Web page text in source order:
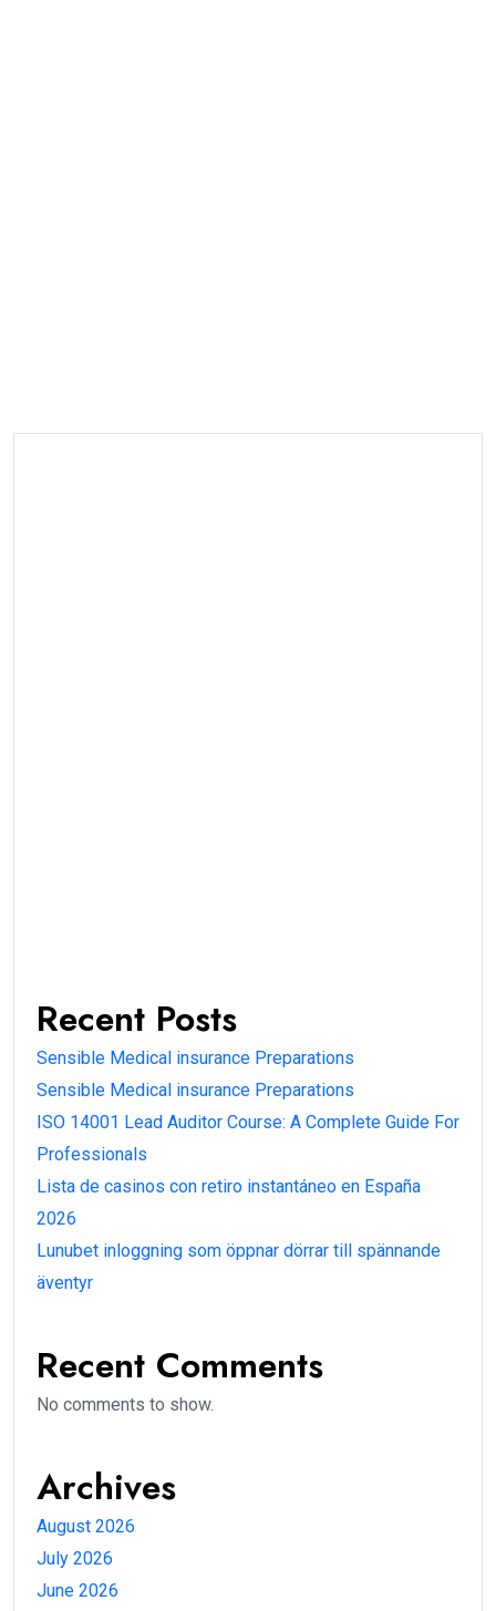
Recent Posts
Sensible Medical insurance Preparations
Sensible Medical insurance Preparations
ISO 14001 Lead Auditor Course: A Complete Guide For
Professionals
Lista de casinos con retiro instantáneo en España
2026
Lunubet inloggning som öppnar dörrar till spännande
äventyr
Recent Comments
No comments to show.
Archives
August 2026
July 2026
June 2026